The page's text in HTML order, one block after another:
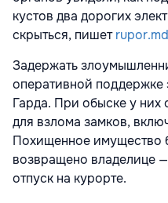
кустов два дорогих
скрыться, пишетrupor.md
Задержать
оперативной
Гарда. При обыске у
для взлома замков,
Похищенное имущество
возвращено владелице
отпуск на курорте.